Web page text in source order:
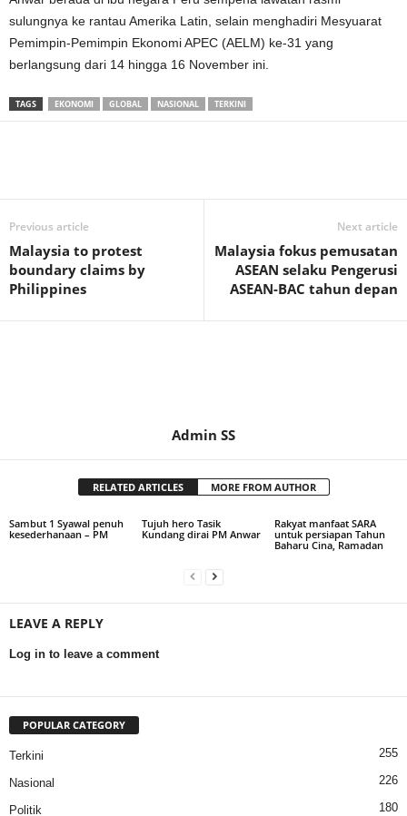
sulungnya ke rantau Amerika Latin, selain menghadiri Mesyuarat
Pemimpin-Pemimpin Ekonomi APEC (AELM) ke-31 yang
berlangsung dari 14 hingga 16 November ini.
TAGS EKONOMI GLOBAL NASIONAL TERKINI
Previous article
Malaysia to protest
boundary claims by
Philippines
Next article
Malaysia fokus pemusatan
ASEAN selaku Pengerusi
ASEAN-BAC tahun depan
Admin SS
RELATED ARTICLES MORE FROM AUTHOR
Sambut 1 Syawal penuh
kesederhanaan – PM
Tujuh hero Tasik
Kundang dirai PM Anwar
Rakyat manfaat SARA
untuk persiapan Tahun
Baharu Cina, Ramadan
LEAVE A REPLY
Log in to leave a comment
POPULAR CATEGORY
Terkini 255
Nasional 226
Politik 180